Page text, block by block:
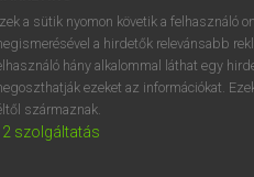
BELÉPÉS
a sütik nyomon követik a felhasználó
a hirdetők relevánsabb
hány alkalommal láthat egy
ezeket az információkat.
származnak.
2 szolgáltatás